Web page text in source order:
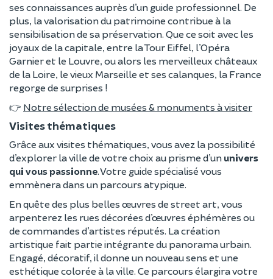
ses connaissances auprès d’un guide professionnel. De
plus, la valorisation du patrimoine contribue à la
sensibilisation de sa préservation. Que ce soit avec les
joyaux de la capitale, entre la Tour Eiffel, l’Opéra
Garnier et le Louvre, ou alors les merveilleux châteaux
de la Loire, le vieux Marseille et ses calanques, la France
regorge de surprises !
👉 Notre sélection de musées & monuments à visiter
Visites thématiques
Grâce aux visites thématiques, vous avez la possibilité
d’explorer la ville de votre choix au prisme d’un univers
qui vous passionne . Votre guide spécialisé vous
emmènera dans un parcours atypique.
En quête des plus belles œuvres de street art, vous
arpenterez les rues décorées d’œuvres éphémères ou
de commandes d’artistes réputés. La création
artistique fait partie intégrante du panorama urbain.
Engagé, décoratif, il donne un nouveau sens et une
esthétique colorée à la ville. Ce parcours élargira votre